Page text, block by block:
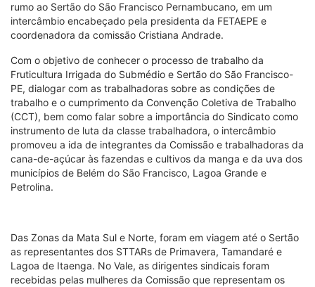
rumo ao Sertão do São Francisco Pernambucano, em um
intercâmbio encabeçado pela presidenta da FETAEPE e
coordenadora da comissão Cristiana Andrade.
Com o objetivo de conhecer o processo de trabalho da
Fruticultura Irrigada do Submédio e Sertão do São Francisco-
PE, dialogar com as trabalhadoras sobre as condições de
trabalho e o cumprimento da Convenção Coletiva de Trabalho
(CCT), bem como falar sobre a importância do Sindicato como
instrumento de luta da classe trabalhadora, o intercâmbio
promoveu a ida de integrantes da Comissão e trabalhadoras da
cana-de-açúcar às fazendas e cultivos da manga e da uva dos
municípios de Belém do São Francisco, Lagoa Grande e
Petrolina.
Das Zonas da Mata Sul e Norte, foram em viagem até o Sertão
as representantes dos STTARs de Primavera, Tamandaré e
Lagoa de Itaenga. No Vale, as dirigentes sindicais foram
recebidas pelas mulheres da Comissão que representam os